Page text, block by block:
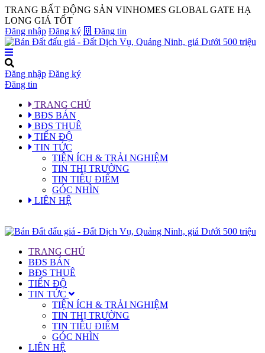
TRANG BẤT ĐỘNG SẢN VINHOMES GLOBAL GATE HẠ
LONG GIÁ TỐT
Đăng nhập Đăng ký Đăng tin
Đăng nhập Đăng ký
Đăng tin
TRANG CHỦ
BĐS BÁN
BĐS THUÊ
TIẾN ĐỘ
TIN TỨC
TIỆN ÍCH & TRẢI NGHIỆM
TIN THỊ TRƯỜNG
TIN TIÊU ĐIỂM
GÓC NHÌN
LIÊN HỆ
TRANG CHỦ
BĐS BÁN
BĐS THUÊ
TIẾN ĐỘ
TIN TỨC
TIỆN ÍCH & TRẢI NGHIỆM
TIN THỊ TRƯỜNG
TIN TIÊU ĐIỂM
GÓC NHÌN
LIÊN HỆ